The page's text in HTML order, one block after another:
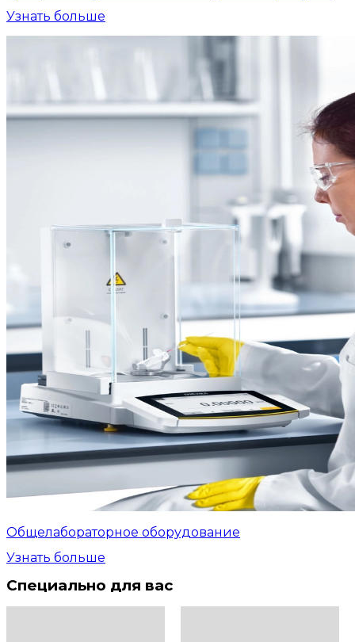
Узнать больше
Общелабораторное оборудование
Узнать больше
Специально для вас